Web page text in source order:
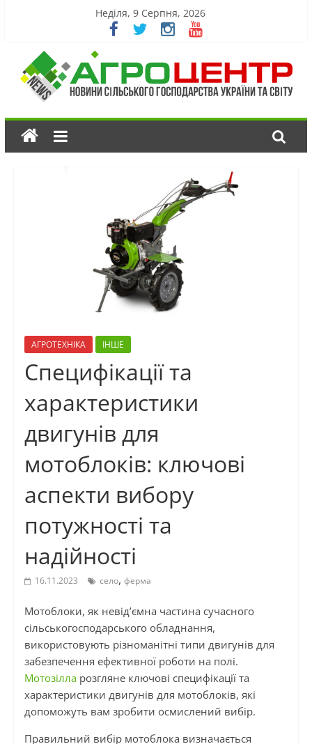
Неділя, 9 Серпня, 2026
АГРОТЕХНІКА ІНШЕ
Специфікації та
характеристики
двигунів для
мотоблоків: ключові
аспекти вибору
потужності та
надійності
16.11.2023 село, ферма
Мотоблоки, як невід’ємна частина сучасного
сільськогосподарського обладнання,
використовують різноманітні типи двигунів для
забезпечення ефективної роботи на полі.
Мотозілларозгляне ключові специфікації та
характеристики двигунів для мотоблоків, які
допоможуть вам зробити осмислений вибір.
Правильний вибір мотоблока визначається